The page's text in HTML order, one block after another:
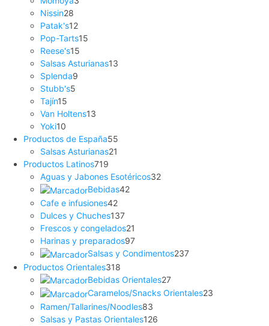
Nissin28
Patak's12
Pop-Tarts15
Reese's15
Salsas Asturianas13
Splenda9
Stubb's5
Tajín15
Van Holtens13
Yoki10
Productos de España55
Salsas Asturianas21
Productos Latinos719
Aguas y Jabones Esotéricos32
Bebidas42
Cafe e infusiones42
Dulces y Chuches137
Frescos y congelados21
Harinas y preparados97
Salsas y Condimentos237
Productos Orientales318
Bebidas Orientales27
Caramelos/Snacks Orientales23
Ramen/Tallarines/Noodles83
Salsas y Pastas Orientales126